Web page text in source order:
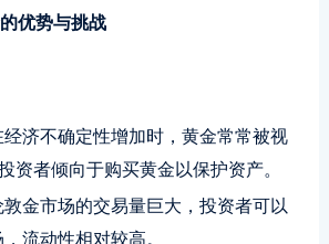
优势与挑战
经济不确定性增加时，黄金常常被视
资者倾向于购买黄金以保护资产。
敦金市场的交易量巨大，投资者可以
流动性相对较高。